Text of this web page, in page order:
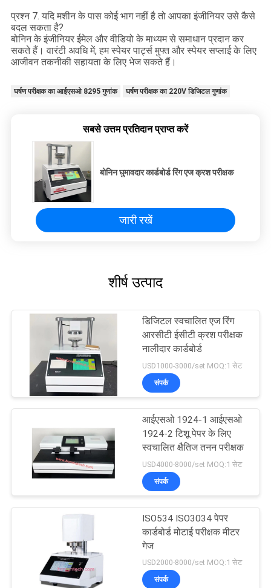
प्रश्न 7. यदि मशीन के पास कोई भाग नहीं है तो आपका इंजीनियर उसे कैसे
बदल सकता है?
बोनिन के इंजीनियर ईमेल और वीडियो के माध्यम से समाधान प्रदान कर
सकते हैं। वारंटी अवधि में, हम स्पेयर पार्ट्स मुफ्त और स्पेयर सप्लाई के लिए
आजीवन तकनीकी सहायता के लिए भेज सकते हैं।
घर्षण परीक्षक का आईएसओ 8295 गुणांक घर्षण परीक्षक का 220V डिजिटल गुणांक
सबसे उत्तम प्रतिदान प्राप्त करें
बोनिन घुमावदार कार्डबोर्ड रिंग एज क्रश परीक्षक
जारी रखें
शीर्ष उत्पाद
डिजिटल स्वचालित एज रिंग
आरसीटी ईसीटी क्रश परीक्षक
नालीदार कार्डबोर्ड
USD1000-3000/set MOQ:1 सेट
संपर्क
आईएसओ 1924-1 आईएसओ
1924-2 टिशू पेपर के लिए
स्वचालित क्षैतिज तनन परीक्षक
USD4000-8000/set MOQ:1 सेट
संपर्क
ISO534 ISO3034 पेपर
कार्डबोर्ड मोटाई परीक्षक मीटर
गेज
USD2000-8000/set MOQ:1 सेट
संपर्क